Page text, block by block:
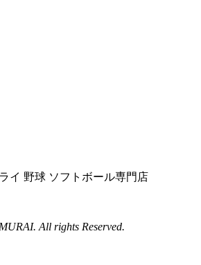
All rights Reserved.